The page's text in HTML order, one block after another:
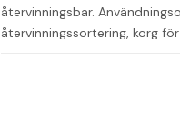
återvinningsbar.
återvinningssortering, korg